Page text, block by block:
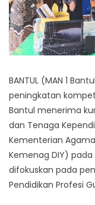
BANTUL (MAN 1
peningkatan
Bantul menerima
dan Tenaga
Kementerian
Kemenag DIY)
difokuskan pada
Pendidikan Profesi